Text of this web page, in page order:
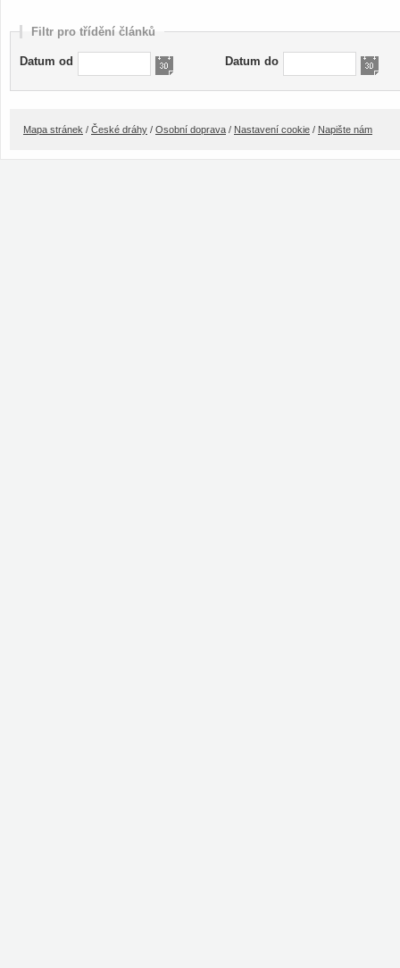
Filtr pro třídění článků
Datum od Datum do
Mapa stránek / České dráhy / Osobní doprava / Nastavení cookie / Napište nám